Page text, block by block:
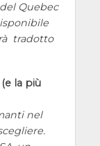
Quebec
tradotto
la più
nel